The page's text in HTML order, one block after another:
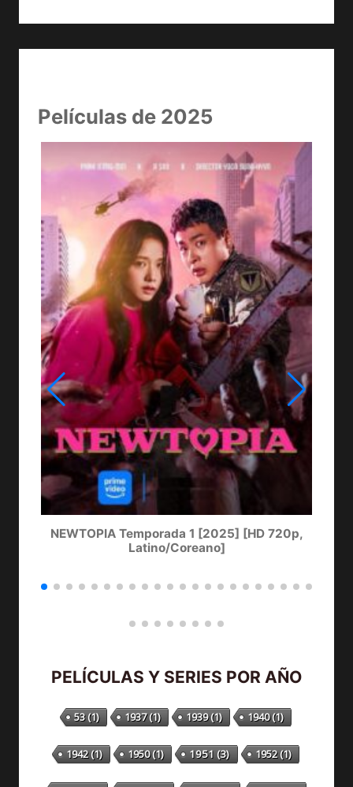
Películas de 2025
NEWTOPIA Temporada 1 [2025] [HD 720p,
Latino/Coreano]
PELÍCULAS Y SERIES POR AÑO
53(1) 1937(1) 1939(1) 1940(1)
1942(1) 1950(1) 1951 (3) 1952(1)